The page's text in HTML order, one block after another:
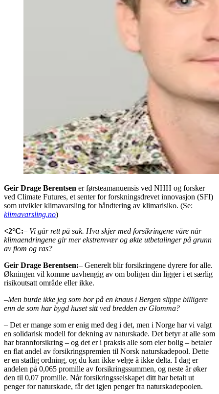
Geir Drage Berentsen er førsteamanuensis ved NHH og forsker
ved Climate Futures, et senter for forskningsdrevet innovasjon (SFI)
som utvikler klimavarsling for håndtering av klimarisiko. (Se:
klimavarsling.no)
<2°C:– Vi går rett på sak. Hva skjer med forsikringene våre når
klimaendringene gir mer ekstremvær og økte utbetalinger på grunn
av flom og ras?
Geir Drage Berentsen:– Generelt blir forsikringene dyrere for alle.
Økningen vil komme uavhengig av om boligen din ligger i et særlig
risikoutsatt område eller ikke.
–Men burde ikke jeg som bor på en knaus i Bergen slippe billigere
enn de som har bygd huset sitt ved bredden av Glomma?
– Det er mange som er enig med deg i det, men i Norge har vi valgt
en solidarisk modell for dekning av naturskade. Det betyr at alle som
har brannforsikring – og det er i praksis alle som eier bolig – betaler
en flat andel av forsikringspremien til Norsk naturskadepool. Dette
er en statlig ordning, og du kan ikke velge å ikke delta. I dag er
andelen på 0,065 promille av forsikringssummen, og neste år øker
den til 0,07 promille. Når forsikringsselskapet ditt har betalt ut
penger for naturskade, får det igjen penger fra naturskadepoolen.